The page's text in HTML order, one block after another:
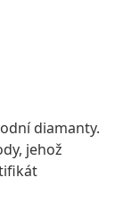
diamanty.
jehož